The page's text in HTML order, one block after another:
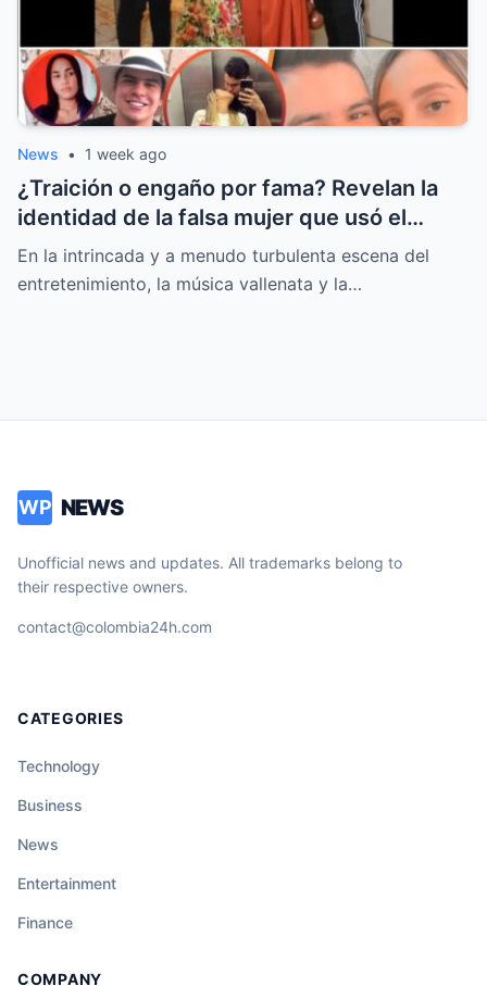
News • 1 week ago
¿Traición o engaño por fama? Revelan la
identidad de la falsa mujer que usó el
nombre de Moisés Díaz
En la intrincada y a menudo turbulenta escena del
entretenimiento, la música vallenata y la…
WP NEWS
Unofficial news and updates. All trademarks belong to
their respective owners.
contact@colombia24h.com
CATEGORIES
Technology
Business
News
Entertainment
Finance
COMPANY